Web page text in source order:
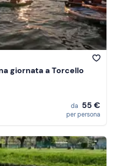
giornata a Torcello
da 55 €
per persona